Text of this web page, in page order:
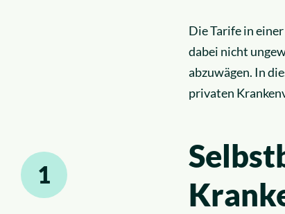
Die Tarife in
dabei nicht
abzuwägen. In
privaten
1